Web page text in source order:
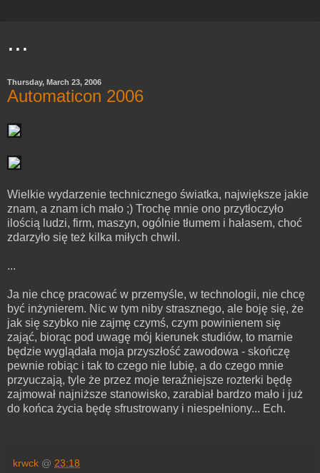
...
Thursday, March 23, 2006
Automaticon 2006
Wielkie wydarzenie technicznego światka, największe jakie
znam, a znam ich mało ;) Trochę mnie ono przytłoczyło
ilością ludzi, firm, maszyn, ogólnie tłumem i hałasem, choć
zdarzyło się też kilka miłych chwil.
...
Ja nie chcę pracować w przemyśle, w technologii, nie chcę
być inżynierem. Nic w tym niby strasznego, ale boję się, że
jak się szybko nie zajmę czymś, czym powinienem się
zająć, biorąc pod uwagę mój kierunek studiów, to marnie
będzie wyglądała moja przyszłość zawodowa - skończę
pewnie robiąc i tak to czego nie lubię, a do czego mnie
przyuczają, tyle że przez moje teraźniejsze rozterki będę
zajmował najniższe stanowisko, zarabiał bardzo mało i już
do końca życia będę sfrustrowany i niespełniony... Ech.
krwck @ 23:18